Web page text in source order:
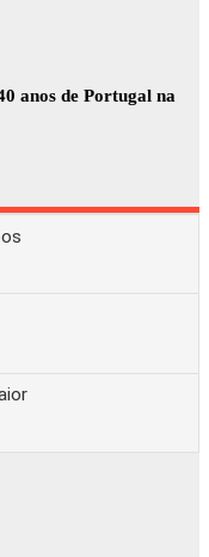
anos de Portugal na